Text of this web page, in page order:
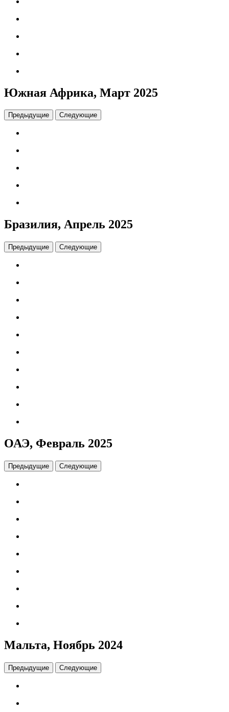
Южная Африка, Март 2025
Предыдущие Следующие
Бразилия, Апрель 2025
Предыдущие Следующие
ОАЭ, Февраль 2025
Предыдущие Следующие
Мальта, Ноябрь 2024
Предыдущие Следующие